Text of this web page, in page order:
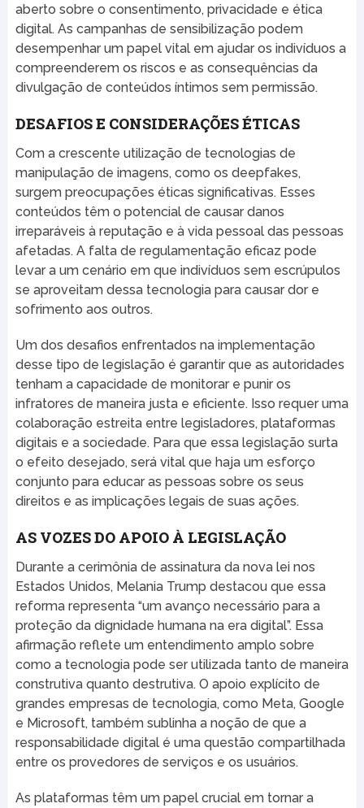
aberto sobre o consentimento, privacidade e ética
digital. As campanhas de sensibilização podem
desempenhar um papel vital em ajudar os indivíduos a
compreenderem os riscos e as consequências da
divulgação de conteúdos íntimos sem permissão.
DESAFIOS E CONSIDERAÇÕES ÉTICAS
Com a crescente utilização de tecnologias de
manipulação de imagens, como os deepfakes,
surgem preocupações éticas significativas. Esses
conteúdos têm o potencial de causar danos
irreparáveis à reputação e à vida pessoal das pessoas
afetadas. A falta de regulamentação eficaz pode
levar a um cenário em que indivíduos sem escrúpulos
se aproveitam dessa tecnologia para causar dor e
sofrimento aos outros.
Um dos desafios enfrentados na implementação
desse tipo de legislação é garantir que as autoridades
tenham a capacidade de monitorar e punir os
infratores de maneira justa e eficiente. Isso requer uma
colaboração estreita entre legisladores, plataformas
digitais e a sociedade. Para que essa legislação surta
o efeito desejado, será vital que haja um esforço
conjunto para educar as pessoas sobre os seus
direitos e as implicações legais de suas ações.
AS VOZES DO APOIO À LEGISLAÇÃO
Durante a cerimônia de assinatura da nova lei nos
Estados Unidos, Melania Trump destacou que essa
reforma representa “um avanço necessário para a
proteção da dignidade humana na era digital”. Essa
afirmação reflete um entendimento amplo sobre
como a tecnologia pode ser utilizada tanto de maneira
construtiva quanto destrutiva. O apoio explícito de
grandes empresas de tecnologia, como Meta, Google
e Microsoft, também sublinha a noção de que a
responsabilidade digital é uma questão compartilhada
entre os provedores de serviços e os usuários.
As plataformas têm um papel crucial em tornar a